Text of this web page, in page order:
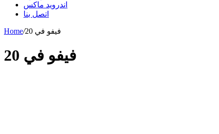
اندرويد ماكس
اتصل بنا
Home/ فيفو في 20
فيفو في 20